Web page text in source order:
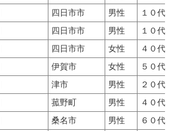
四日市市 男性
１０代
四日市市 男性
１０代
四日市市 女性 ４０代
伊賀市 女性
５０代
津市 男性
２０代
菰野町 男性
４０代
桑名市 男性
６０代